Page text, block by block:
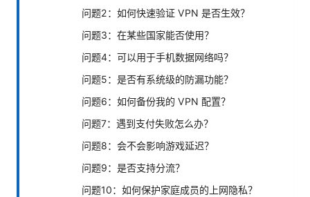
问题2：如何快速验证 VPN 是否生效？
问题3：在某些国家能否使用？
问题4：可以用于手机数据网络吗？
问题5：是否有系统级的防漏功能？
问题6：如何备份我的 VPN 配置？
问题7：遇到支付失败怎么办？
问题8：会不会影响游戏延迟？
问题9：是否支持分流？
问题10：如何保护家庭成员的上网隐私？